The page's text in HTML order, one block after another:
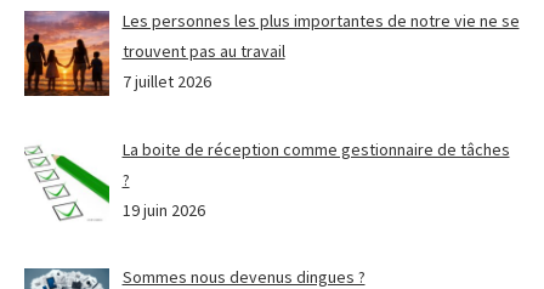
Les personnes les plus importantes de notre vie ne se
trouvent pas au travail
7 juillet 2026
La boite de réception comme gestionnaire de tâches
?
19 juin 2026
Sommes nous devenus dingues ?